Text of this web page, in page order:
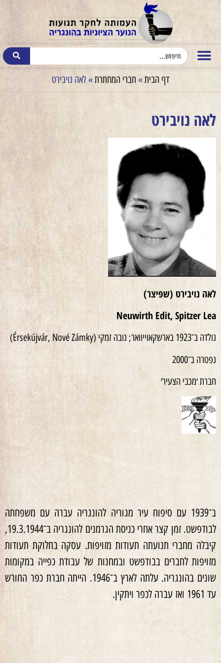
דף הבית»חברי המחתרת»לאה נויבירט
לאה נויבירט
לאה נויבירט (שפיצר)
Neuwirth Edit, Spitzer Lea
נולדה ב־1923 בארשקאוייוואר; נובה זמקי (Érsekújvár, Nové Zámky)
נפטרה ב־2000
חברת ׳מכבי הצעיר׳
ב־1939 עם סיפוח עיר מגוריה להונגריה עברה עם משפחתה
לבודפשט. זמן קצר אחרי כניסת הגרמנים להונגריה ב־19.3.1944,
קיבלה מחברי תנועתה תעודות מזויפות. עסקה בחלוקת תעודות
מזויפות לחברים בבודפשט ובמחנות של עבודת כפייה במקומות
שונים בהונגריה. עלתה לארץ ב־1946. הייתה חברת כפר החורש
עד 1961 ואז עברה לכפר ויתקין.